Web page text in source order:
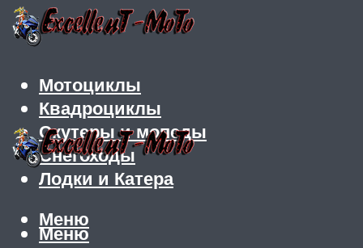
Мотоциклы
Квадроциклы
Скутеры и мопеды
Снегоходы
Лодки и Катера
Меню
Меню